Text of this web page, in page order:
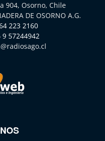
904, Osorno, Chile
DE OSORNO A.G.
223 2160
9 57244942